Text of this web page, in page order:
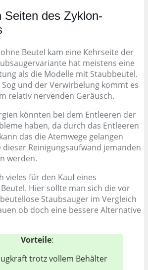
Seiten des Zyklon-
Beutel kam eine Kehrseite der
hat meistens eine
als die Modelle mit Staubbeutel.
und der Verwirbelung kommt es
relativ nervenden Geräusch.
könnten bei dem Entleeren der
haben, da durch das Entleeren
das die Atemwege gelangen
Reinigungsaufwand jemanden
werden.
vieles für den Kauf eines
Hier sollte man sich die vor
Staubsauger im Vergleich
ob doch eine bessere Alternative
Vorteile:
trotz vollem Behälter